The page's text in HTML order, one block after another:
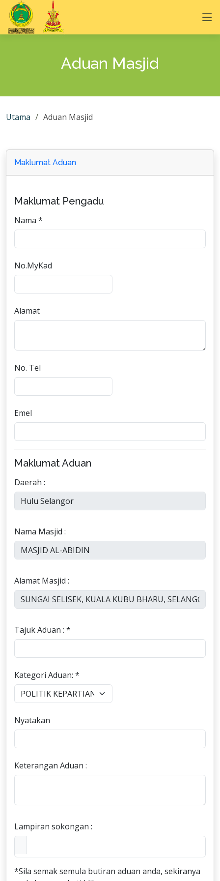
Aduan Masjid
Utama Aduan Masjid
Maklumat Aduan
Maklumat Pengadu
Nama *
No.MyKad
Alamat
No. Tel
Emel
Maklumat Aduan
Daerah :
Nama Masjid :
Alamat Masjid :
Tajuk Aduan : *
Kategori Aduan: *
Nyatakan
Keterangan Aduan :
Lampiran sokongan :
*Sila semak semula butiran aduan anda, sekiranya